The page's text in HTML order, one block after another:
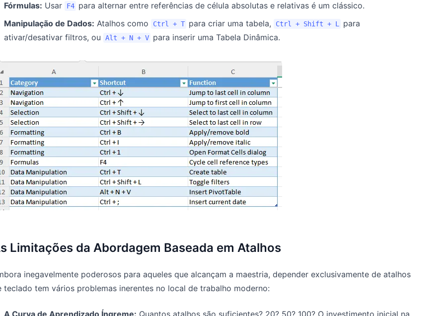
Fórmulas: Usar F4 para alternar entre referências de célula absolutas e relativas é um clássico.
Manipulação de Dados: Atalhos como Ctrl + T para criar uma tabela, Ctrl + Shift + L
para
ativar/desativar filtros, ou
Alt + N + V para inserir uma Tabela Dinâmica.
Limitações da Abordagem Baseada em Atalhos
inegavelmente poderosos para aqueles que alcançam a maestria, depender exclusivamente de atalhos
teclado tem vários problemas inerentes no local de trabalho moderno: